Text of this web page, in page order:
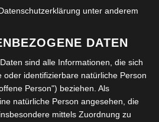
Kommentar
wird nicht veröffentlicht.
unter anderem
DATEN
sind alle Informationen, die sich
oder identifizierbare natürliche Person
Person") beziehen. Als
natürliche Person angesehen, die
mittels Zuordnung zu